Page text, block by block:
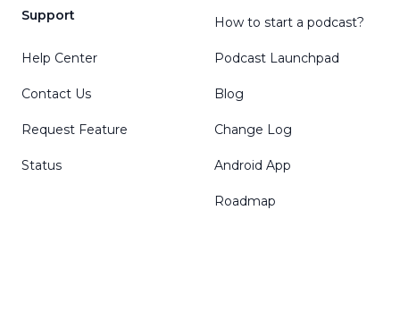
Support
Help Center
Contact Us
Request Feature
Status
How to start a podcast?
Podcast Launchpad
Blog
Change Log
Android App
Roadmap